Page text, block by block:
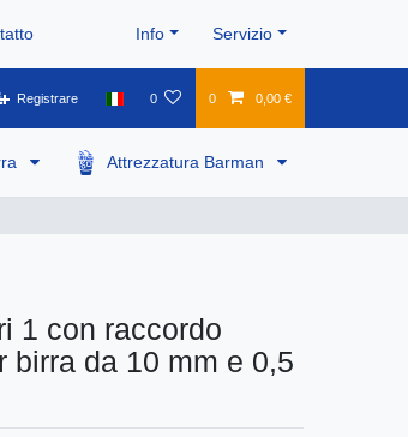
Info Servizio
Registrare 0 0 0,00 €
Attrezzatura Barman
1 con raccordo
birra da 10 mm e 0,5